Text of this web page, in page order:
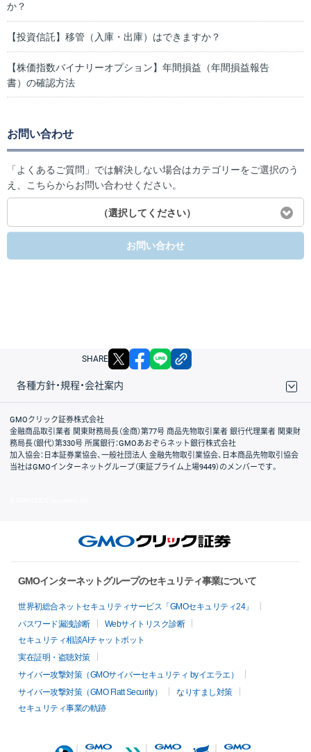
か？
【投資信託】移管（入庫・出庫）はできますか？
【株価指数バイナリーオプション】年間損益（年間損益報告
書）の確認方法
お問い合わせ
「よくあるご質問」では解決しない場合はカテゴリーをご選択のう
え、こちらからお問い合わせください。
（選択してください）
お問い合わせ
SHARE X facebook
各種方針・規程・会社案内
取引規程・約款
サイトマップ
その他のご案内
個人情報保護方針
最良執行方針
サイトのご利用について
ディスクレイマー
信託保全
リスク説明
会社案内
GMOクリック証券株式会社
金融商品取引業者 関東財務局長（金商）第77号 商品先物取引業者 銀行代理業者 関東財
務局長（銀代）第330号 所属銀行：GMOあおぞらネット銀行株式会社
加入協会：日本証券業協会、一般社団法人 金融先物取引業協会、日本商品先物取引協会
当社はGMOインターネットグループ（東証プライム上場9449）のメンバーです。
GMOインターネットグループのセキュリティ事業について
世界初総合ネットセキュリティサービス「GMOセキュリティ24」
パスワード漏洩診断
Webサイトリスク診断
セキュリティ相談AIチャットボット
実在証明・盗聴対策
サイバー攻撃対策（GMOサイバーセキュリティ byイエラエ）
サイバー攻撃対策（GMO Flatt Security）
なりすまし対策
セキュリティ事業の軌跡